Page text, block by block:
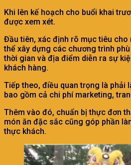
Khi lên kế hoạch cho buổi khai
được xem xét.
Đầu tiên, xác định rõ mục tiêu
thể xây dựng các chương trình
thời gian và địa điểm diễn ra sự
khách hàng.
Tiếp theo, điều quan trọng là phải
bao gồm cả chi phí marketing,
Thêm vào đó, chuẩn bị thực đơn
món ăn đặc sắc cũng góp phần
thực khách.